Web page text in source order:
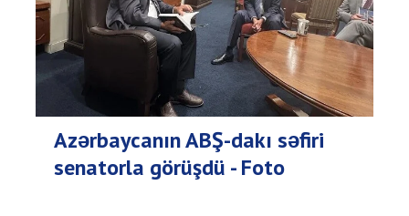
Azərbaycanın ABŞ-dakı səfiri
senatorla görüşdü - Foto